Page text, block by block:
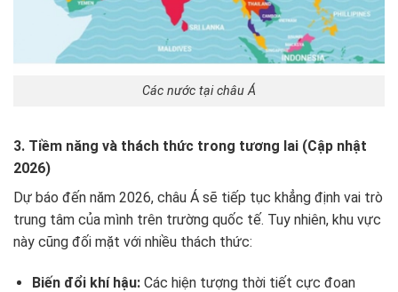
Các nước tại châu Á
3. Tiềm năng và thách thức trong tương lai (Cập nhật
2026)
Dự báo đến năm 2026, châu Á sẽ tiếp tục khẳng định vai trò
trung tâm của mình trên trường quốc tế. Tuy nhiên, khu vực
này cũng đối mặt với nhiều thách thức:
Biến đổi khí hậu:Các hiện tượng thời tiết cực đoan